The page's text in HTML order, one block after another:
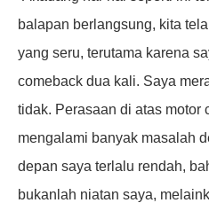
balapan berlangsung, kita
yang seru, terutama karena
comeback dua kali. Saya
tidak. Perasaan di atas motor
mengalami banyak masalah
depan saya terlalu rendah,
bukanlah niatan saya,